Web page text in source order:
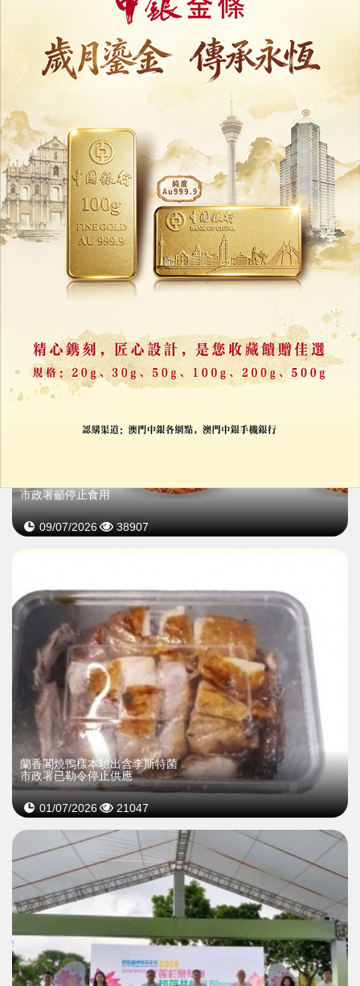
市政署續推「國風拾趣工房」手作坊
可線上報名額滿即止費用全免
24/07/2026 22790
市政署籲停止食用
09/07/2026 38907
蘭香閣燒鴨樣本驗出含李斯特菌
市政署已勒令停止供應
01/07/2026 21047